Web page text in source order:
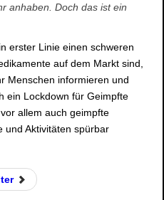
anhaben. Doch das ist ein
erster Linie einen schweren
auf dem Markt sind,
Menschen informieren und
ein Lockdown für Geimpfte
allem auch geimpfte
und Aktivitäten spürbar